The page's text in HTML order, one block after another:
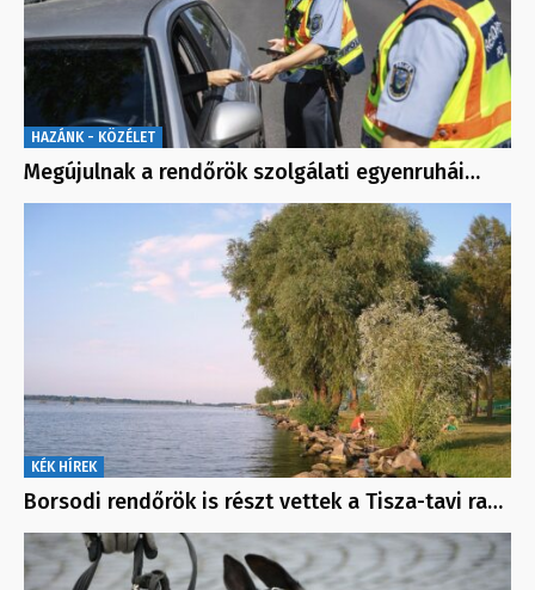
HAZÁNK - KÖZÉLET
Megújulnak a rendőrök szolgálati egyenruhái…
KÉK HÍREK
Borsodi rendőrök is részt vettek a Tisza-tavi ra…